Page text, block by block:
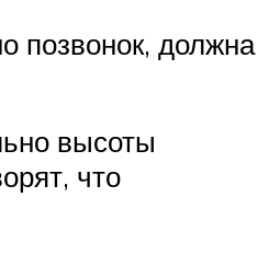
позвонок, должна
высоты
что